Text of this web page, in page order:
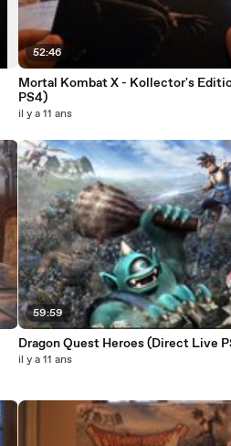
52:46
Mortal Kombat X - Kollector's
PS4)
il y a 11 ans
59:59
Dragon Quest Heroes (Direct Live
il y a 11 ans